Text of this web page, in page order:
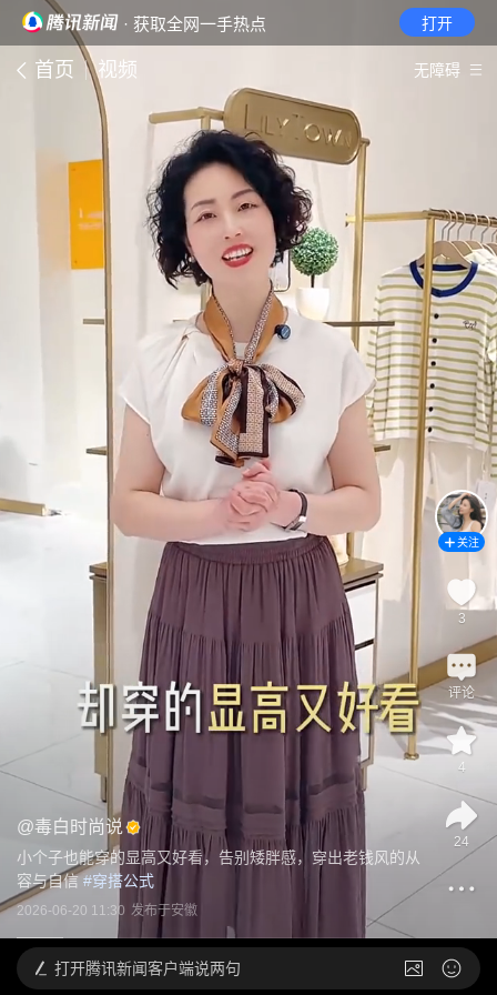
· 获取全网一手热点 打开
首页 视频 无障碍
@毒白时尚说
小个子也能穿的显高又好看，告别矮胖感，穿出老钱风的从
容与自信 #穿搭公式
2026-06-20 11:30 发布于安徽
关注
3
评论
4
24
打开腾讯新闻客户端说两句